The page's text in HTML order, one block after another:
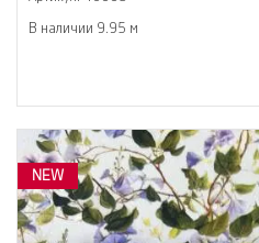
В наличии 9.95 м
NEW